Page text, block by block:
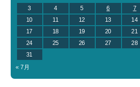
3
4 5 6 7
10
11 12 13 14
17
18 19 20 21
24
25 26 27 28
31
« 7月